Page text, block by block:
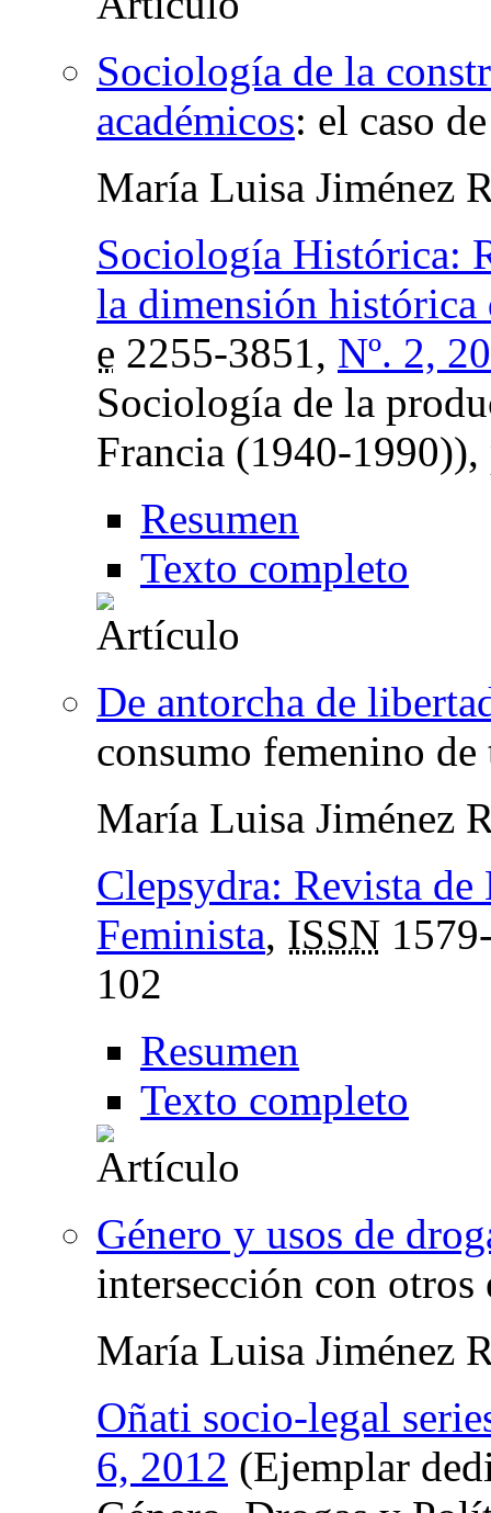
Sociología de la
académicos: el caso
María Luisa Jiménez
Sociología Histórica:
la dimensión histórica
e 2255-3851, Nº. 2,
Sociología de la
Francia (1940-1990)),
Resumen
Texto completo
De antorcha de
consumo femenino de
María Luisa Jiménez
Clepsydra: Revista
Feminista, ISSN
102
Resumen
Texto completo
Género y usos de
intersección con otros
María Luisa Jiménez
Oñati socio-legal
6, 2012 (Ejemplar